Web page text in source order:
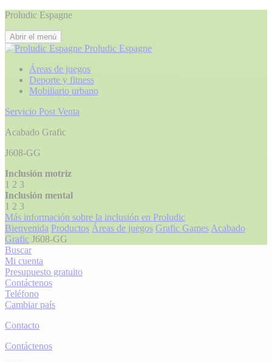
Proludic Espagne
Abrir el menú
Proludic Espagne
Áreas de juegos
Deporte y fitness
Mobiliario urbano
Servicio Post Venta
Acabado Grafic
J608-GG
Inclusión motriz
1 2 3
Inclusión mental
1 2 3
Más información sobre la inclusión en Proludic
Bienvenida Productos Áreas de juegos Grafic Games Acabado
Grafic J608-GG
Buscar
Mi cuenta
Presupuesto gratuito
Contáctenos
Teléfono
Cambiar país
Contacto
Contáctenos